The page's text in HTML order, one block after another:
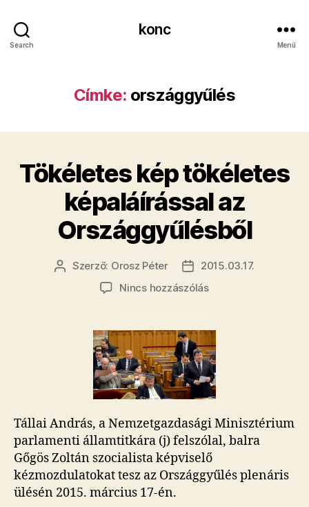
Search
konc
Menü
Címke: országgyűlés
Tökéletes kép tökéletes
képaláírással az
Országgyűlésből
Bejegyzés
Szerző: Orosz Péter
Bejegyzés
dátuma
2015.03.17.
Nincs hozzászólása(z)
tökéletes
képaláírással
az
Országgyűlésből
bejegyzéshez
Tállai András, a Nemzetgazdasági Minisztérium
parlamenti államtitkára (j) felszólal, balra
Gőgös Zoltán szocialista képviselő
kézmozdulatokat tesz az Országgyűlés plenáris
ülésén 2015. március 17-én.